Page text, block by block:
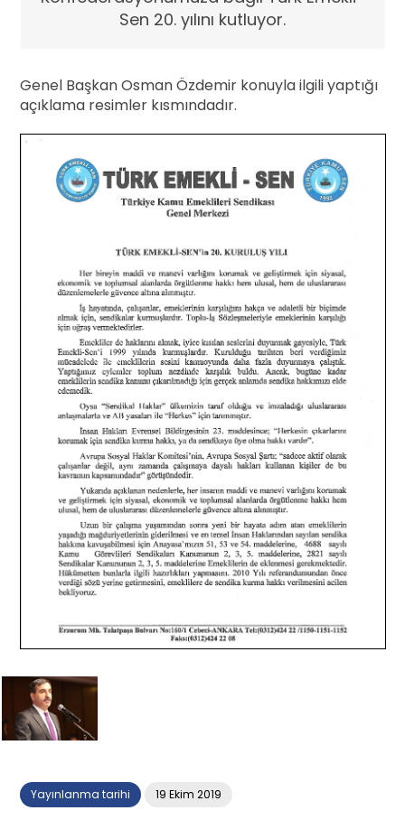
Sen 20. yılını kutluyor.
Genel Başkan Osman Özdemir konuyla ilgili yaptığı
açıklama resimler kısmındadır.
Yayınlanma tarihi 19 Ekim 2019